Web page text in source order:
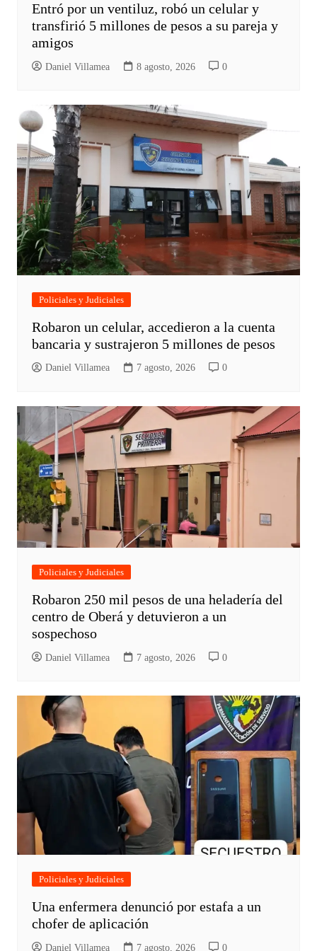
Entró por un ventiluz, robó un celular y
transfirió 5 millones de pesos a su pareja y
amigos
Daniel Villamea 8 agosto, 2026 0
Policiales y Judiciales
Robaron un celular, accedieron a la cuenta
bancaria y sustrajeron 5 millones de pesos
Daniel Villamea 7 agosto, 2026 0
Policiales y Judiciales
Robaron 250 mil pesos de una heladería del
centro de Oberá y detuvieron a un
sospechoso
Daniel Villamea 7 agosto, 2026 0
Policiales y Judiciales
Una enfermera denunció por estafa a un
chofer de aplicación
Daniel Villamea 7 agosto, 2026 0